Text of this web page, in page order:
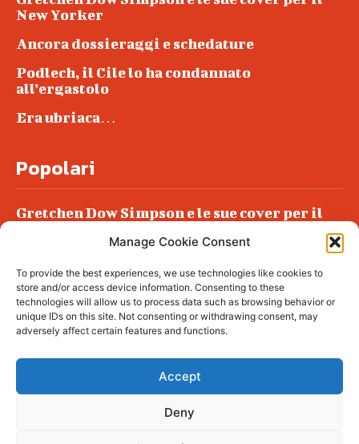
Manage Cookie Consent
To provide the best experiences, we use technologies like cookies to
store and/or access device information. Consenting to these
technologies will allow us to process data such as browsing behavior or
unique IDs on this site. Not consenting or withdrawing consent, may
adversely affect certain features and functions.
Accept
Deny
New Yorker
Ancora dossieraggi e schedature
Podlech, il Cile lo ha condannato
all’ergastolo
Era ubriaca…
Popolari
Gretchen Dow Simpson e le sue cover per il
Podlech, il Cile lo ha condannato
all’ergastolo
Era ubriaca…
© tagDiv - All rights reserved. Made with